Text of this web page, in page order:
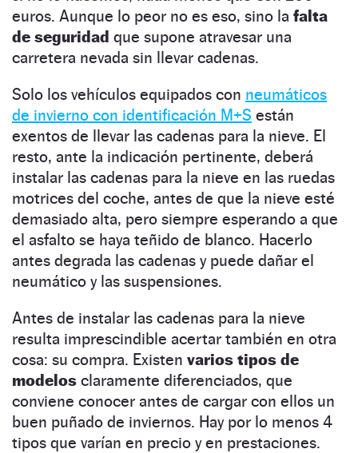
euros. Aunque lo peor no es eso, sino la falta
de seguridad que supone atravesar una
carretera nevada sin llevar cadenas.
Solo los vehículos equipados con neumáticos
de invierno con identificación M+S están
exentos de llevar las cadenas para la nieve. El
resto, ante la indicación pertinente, deberá
instalar las cadenas para la nieve en las ruedas
motrices del coche, antes de que la nieve esté
demasiado alta, pero siempre esperando a que
el asfalto se haya teñido de blanco. Hacerlo
antes degrada las cadenas y puede dañar el
neumático y las suspensiones.
Antes de instalar las cadenas para la nieve
resulta imprescindible acertar también en otra
cosa: su compra. Existen varios tipos de
modelos claramente diferenciados, que
conviene conocer antes de cargar con ellos un
buen puñado de inviernos. Hay por lo menos 4
tipos que varían en precio y en prestaciones.